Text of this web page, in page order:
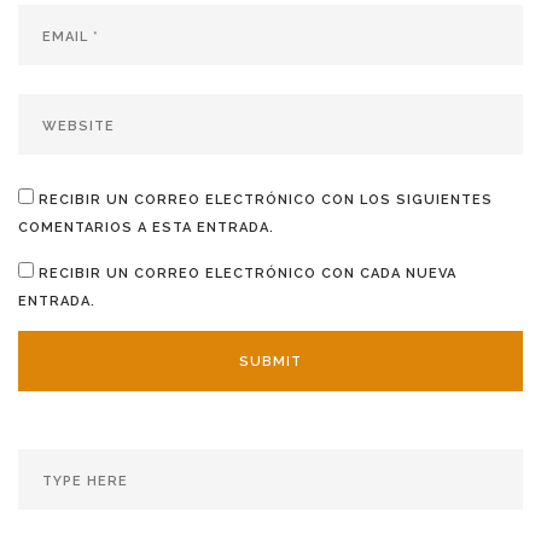
RECIBIR UN CORREO ELECTRÓNICO CON LOS SIGUIENTES
COMENTARIOS A ESTA ENTRADA.
RECIBIR UN CORREO ELECTRÓNICO CON CADA NUEVA
ENTRADA.